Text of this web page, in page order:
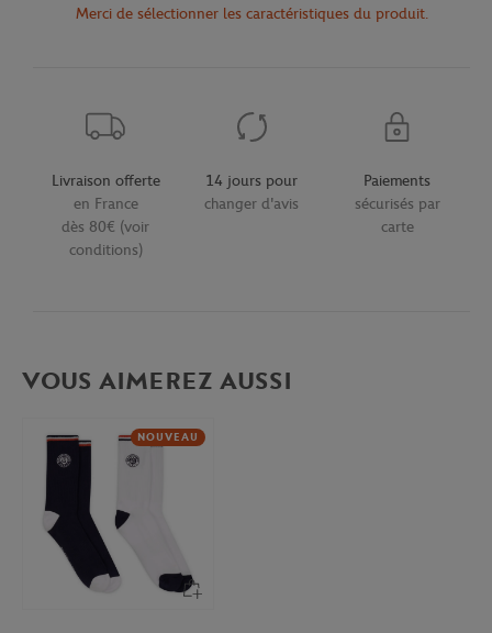
Merci de sélectionner les caractéristiques du produit.
Livraison offerte
en France
dès 80€ (voir
conditions)
14 jours pour
changer d'avis
Paiements
sécurisés par
carte
VOUS AIMEREZ AUSSI
NOUVEAU